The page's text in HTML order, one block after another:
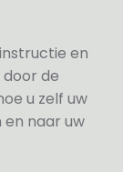
en
de
u zelf uw
naar uw